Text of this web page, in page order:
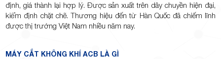
định, giá thành lại hợp lý. Được sản xuất trên dây chuyền hiện đại,
kiểm định chặt chẽ. Thương hiệu đến từ Hàn Quốc đã chiếm lĩnh
được thị trường Việt Nam nhiều năm nay.
MÁY CẮT KHÔNG KHÍ ACB LÀ GÌ